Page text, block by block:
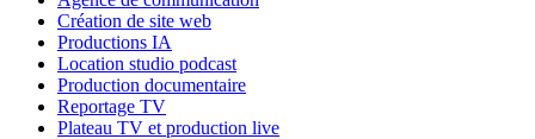
Création de site web
Productions IA
Location studio podcast
Production documentaire
Reportage TV
Plateau TV et production live